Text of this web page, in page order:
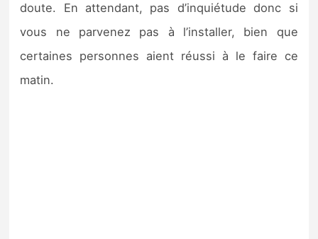
doute. En attendant, pas d’inquiétude donc si
vous ne parvenez pas à l’installer, bien que
certaines personnes aient réussi à le faire ce
matin.